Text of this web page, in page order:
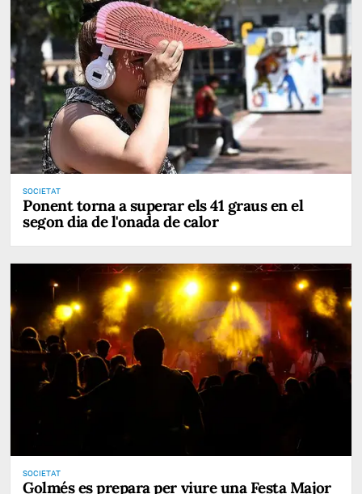
SOCIETAT
Ponent torna a superar els 41 graus en el
segon dia de l'onada de calor
SOCIETAT
Golmés es prepara per viure una Festa Major